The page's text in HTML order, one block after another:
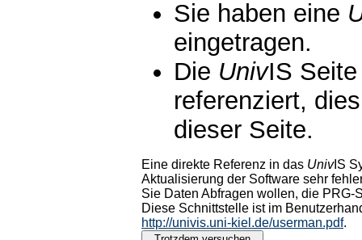
Sie haben eine
eingetragen.
Die UnivIS
referenziert,
dieser Seite.
Eine direkte Referenz in das UnivIS
Aktualisierung der Software sehr
Sie Daten Abfragen wollen, die PRG-
Diese Schnittstelle ist im
http://univis.uni-kiel.de/userman.pdf.